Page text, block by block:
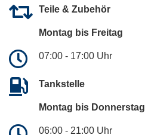
Teile & Zubehör
Montag bis Freitag
07:00 - 17:00 Uhr
Tankstelle
Montag bis Donnerstag
06:00 - 21:00 Uhr